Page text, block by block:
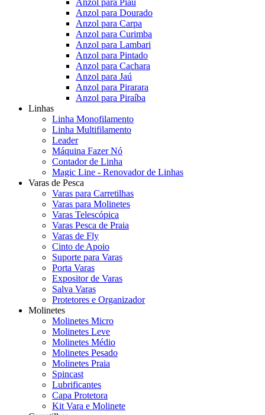
Anzol para Piau
Anzol para Dourado
Anzol para Carpa
Anzol para Curimba
Anzol para Lambari
Anzol para Pintado
Anzol para Cachara
Anzol para Jaú
Anzol para Pirarara
Anzol para Piraíba
Linhas
Linha Monofilamento
Linha Multifilamento
Leader
Máquina Fazer Nó
Contador de Linha
Magic Line - Renovador de Linhas
Varas de Pesca
Varas para Carretilhas
Varas para Molinetes
Varas Telescópica
Varas Pesca de Praia
Varas de Fly
Cinto de Apoio
Suporte para Varas
Porta Varas
Expositor de Varas
Salva Varas
Protetores e Organizador
Molinetes
Molinetes Micro
Molinetes Leve
Molinetes Médio
Molinetes Pesado
Molinetes Praia
Spincast
Lubrificantes
Capa Protetora
Kit Vara e Molinete